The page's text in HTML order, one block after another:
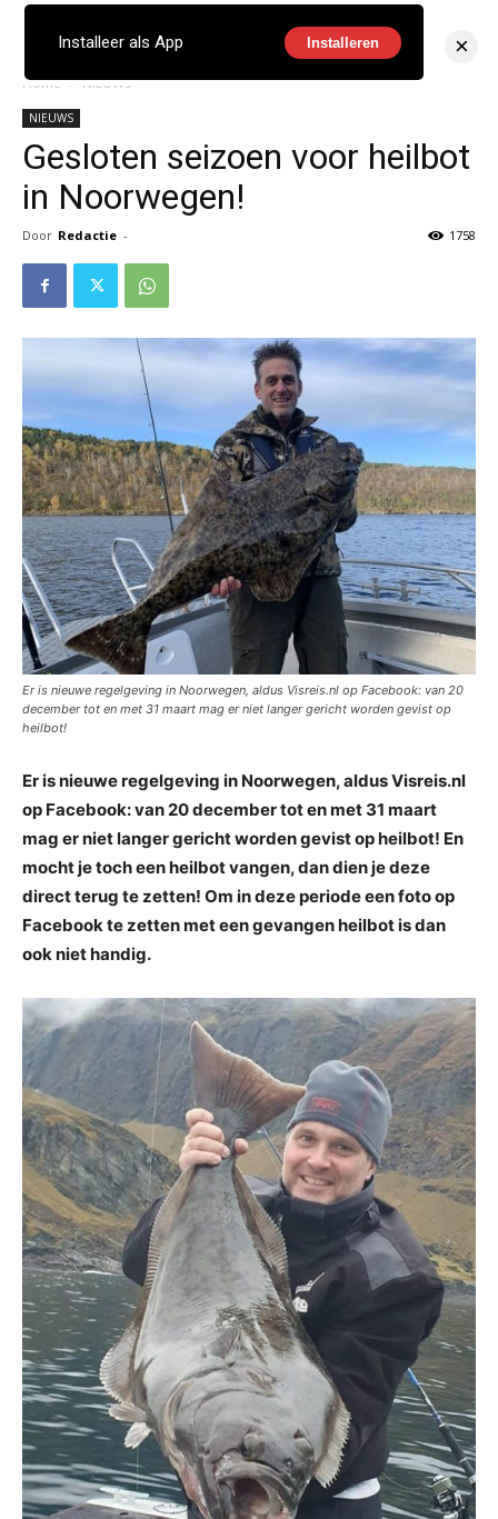
Home NIEUWS
NIEUWS
Gesloten seizoen voor heilbot
in Noorwegen!
Door Redactie - 1758
Er is nieuwe regelgeving in Noorwegen, aldus Visreis.nl op Facebook: van 20
december tot en met 31 maart mag er niet langer gericht worden gevist op
heilbot!
Er is nieuwe regelgeving in Noorwegen, aldus Visreis.nl
op Facebook: van 20 december tot en met 31 maart
mag er niet langer gericht worden gevist op heilbot! En
mocht je toch een heilbot vangen, dan dien je deze
direct terug te zetten! Om in deze periode een foto op
Facebook te zetten met een gevangen heilbot is dan
ook niet handig.
Installeer als App Installeren ×